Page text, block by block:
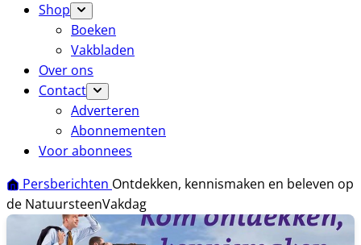
Shop
Boeken
Vakbladen
Over ons
Contact
Adverteren
Abonnementen
Voor abonnees
Persberichten Ontdekken, kennismaken en beleven op
de NatuursteenVakdag